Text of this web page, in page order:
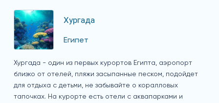
Хургада
Египет
Хургада - один из первых курортов Египта, аэропорт
близко от отелей, пляжи засыпанные песком, подойдет
для отдыха с детьми, не забывайте о коралловых
тапочках. На курорте есть отели с аквапарками и